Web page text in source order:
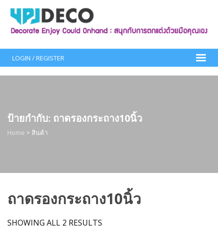
content
LOGIN / REGISTER
ป้ายกำกับ: ถาดรองกระถาง10นิ้ว
Home > สินค้า
ถาดรองกระถาง10นิ้ว
SHOWING ALL 2 RESULTS